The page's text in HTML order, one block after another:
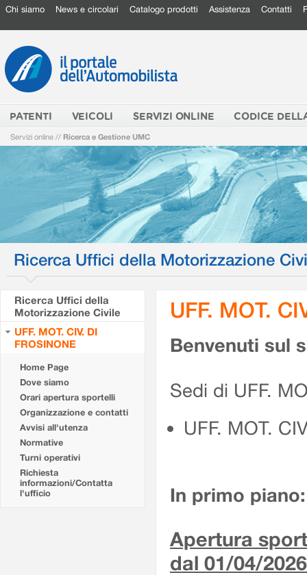
Chi siamo News e circolari Catalogo prodotti Assistenza Contatti
PATENTI VEICOLI SERVIZI ONLINE CODICE
Servizi online // Ricerca e Gestione UMC
Ricerca Uffici della Motorizzazione
Ricerca Uffici della
Motorizzazione Civile
UFF. MOT. CIV. DI
FROSINONE
Home Page
Dove siamo
Orari apertura sportelli
Organizzazione e contatti
Avvisi all'utenza
Normative
Turni operativi
Richiesta
informazioni/Contatta
l'ufficio
UFF. MOT.
Benvenuti sul
Sedi di UFF.
UFF. MOT.
In primo piano:
Apertura
dal 01/04/2026